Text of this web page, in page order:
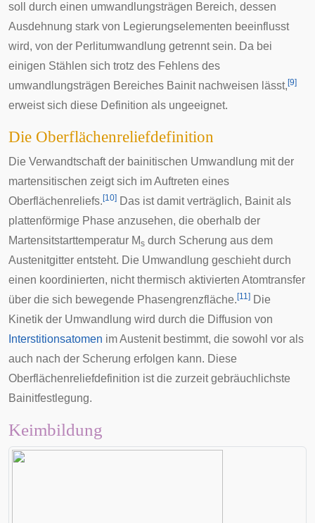
soll durch einen umwandlungsträgen Bereich, dessen
Ausdehnung stark von Legierungselementen beeinflusst
wird, von der Perlitumwandlung getrennt sein. Da bei
einigen Stählen sich trotz des Fehlens des
umwandlungsträgen Bereiches Bainit nachweisen lässt, [9]
erweist sich diese Definition als ungeeignet.
Die Oberflächenreliefdefinition
Die Verwandtschaft der bainitischen Umwandlung mit der
martensitischen zeigt sich im Auftreten eines
Oberflächenreliefs. [10] Das ist damit verträglich, Bainit als
plattenförmige Phase anzusehen, die oberhalb der
Martensitstarttemperatur Ms durch Scherung aus dem
Austenitgitter entsteht. Die Umwandlung geschieht durch
einen koordinierten, nicht thermisch aktivierten Atomtransfer
über die sich bewegende Phasengrenzfläche. [11] Die
Kinetik der Umwandlung wird durch die Diffusion von
Interstitionsatomen im Austenit bestimmt, die sowohl vor als
auch nach der Scherung erfolgen kann. Diese
Oberflächenreliefdefinition ist die zurzeit gebräuchlichste
Bainitfestlegung.
Keimbildung